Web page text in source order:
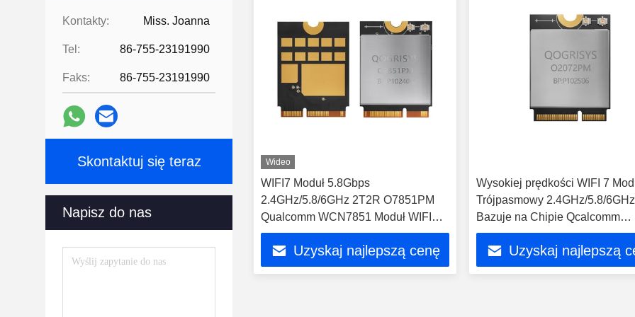
Kontakty: Miss. Joanna
Tel: 86-755-23191990
Faks: 86-755-23191990
Skontaktuj się teraz
Napisz do nas
Wideo
WIFI7 Moduł 5.8Gbps
2.4GHz/5.8/6GHz 2T2R O7851PM
Qualcomm WCN7851 Moduł WIFI
BT5.4
Uzyskaj najlepszą cenę
Wysokiej prędkości WIFI 7
Trójpasmowy 2.4GHz/5.8/6GHz
Bazuje na Chipie Qcalcomm
QCC2072 1 5.8Gbps moduły
Uzyskaj najlepszą